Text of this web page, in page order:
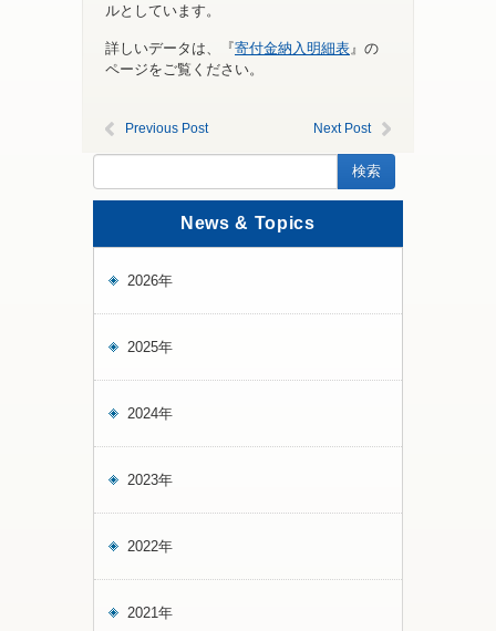
ルとしています。
詳しいデータは、『寄付金納入明細表 』の
ページをご覧ください。
Previous Post Next Post
News & Topics
2026年
2025年
2024年
2023年
2022年
2021年